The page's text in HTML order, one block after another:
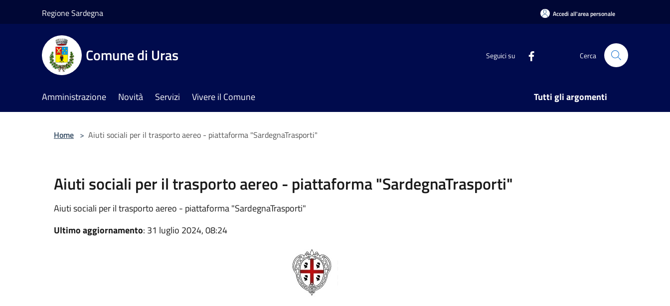
Regione Sardegna Accedi all'area personale
Comune di Uras Seguici su Cerca
Amministrazione Novità Servizi Vivere il Comune Tutti gli argomenti
Home > Aiuti sociali per il trasporto aereo - piattaforma "SardegnaTrasporti"
Aiuti sociali per il trasporto aereo - piattaforma "SardegnaTrasporti"
Aiuti sociali per il trasporto aereo - piattaforma "SardegnaTrasporti"
Ultimo aggiornamento: 31 luglio 2024, 08:24